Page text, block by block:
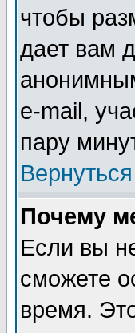
чтобы
дает вам
e-mail,
пару
Почему
Если вы
сможете
время.